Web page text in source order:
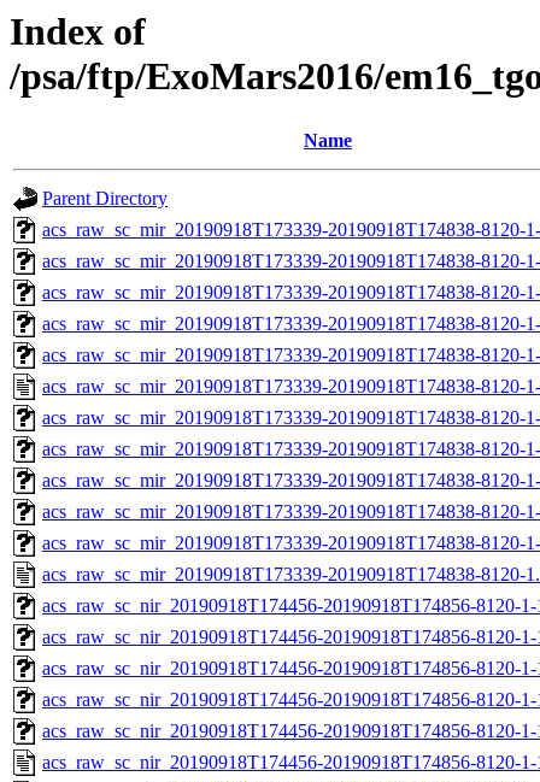
Index of
/psa/ftp/ExoMars2016/
Name
Parent Directory
acs_raw_sc_mir_20190918T173339-20190918T174838-8120-
acs_raw_sc_mir_20190918T173339-20190918T174838-8120-
acs_raw_sc_mir_20190918T173339-20190918T174838-8120-
acs_raw_sc_mir_20190918T173339-20190918T174838-8120-
acs_raw_sc_mir_20190918T173339-20190918T174838-8120-
acs_raw_sc_mir_20190918T173339-20190918T174838-8120-
acs_raw_sc_mir_20190918T173339-20190918T174838-8120-
acs_raw_sc_mir_20190918T173339-20190918T174838-8120-
acs_raw_sc_mir_20190918T173339-20190918T174838-8120-
acs_raw_sc_mir_20190918T173339-20190918T174838-8120-
acs_raw_sc_mir_20190918T173339-20190918T174838-8120-
acs_raw_sc_mir_20190918T173339-20190918T174838-8120-
acs_raw_sc_nir_20190918T174456-20190918T174856-8120-
acs_raw_sc_nir_20190918T174456-20190918T174856-8120-
acs_raw_sc_nir_20190918T174456-20190918T174856-8120-
acs_raw_sc_nir_20190918T174456-20190918T174856-8120-
acs_raw_sc_nir_20190918T174456-20190918T174856-8120-
acs_raw_sc_nir_20190918T174456-20190918T174856-8120-